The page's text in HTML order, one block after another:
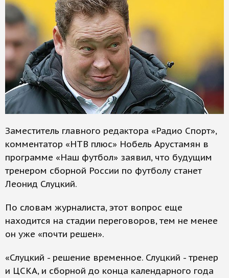
Заместитель главного редактора «Радио Спорт»,
комментатор «НТВ плюс» Нобель Арустамян в
программе «Наш футбол» заявил, что будущим
тренером сборной России по футболу станет
Леонид Слуцкий.
По словам журналиста, этот вопрос еще
находится на стадии переговоров, тем не менее
он уже «почти решен».
«Слуцкий - решение временное. Слуцкий - тренер
и ЦСКА, и сборной до конца календарного года